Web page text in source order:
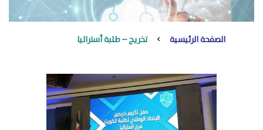
الصفحة الرئيسية تخريج – طلبة أستراليا